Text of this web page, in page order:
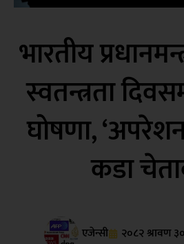
भारतीय
स्वतन्त्रता
घोषणा,
कडा
एजेन्सी २०८२ श्रावण